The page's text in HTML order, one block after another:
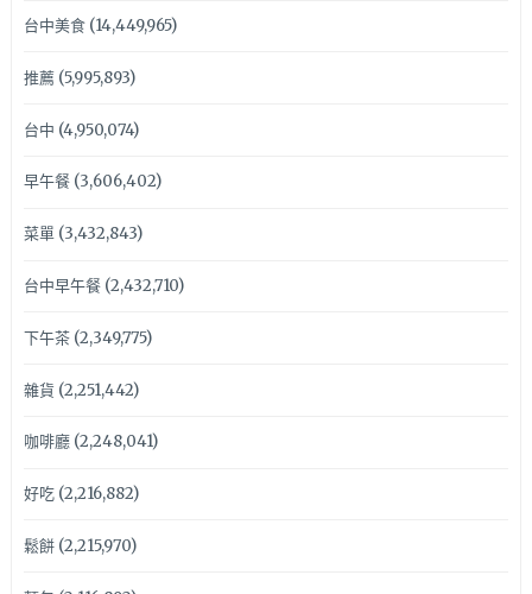
台中美食(14,449,965)
推薦(5,995,893)
台中 (4,950,074)
早午餐(3,606,402)
菜單(3,432,843)
台中早午餐(2,432,710)
下午茶(2,349,775)
雜貨 (2,251,442)
咖啡廳(2,248,041)
好吃(2,216,882)
鬆餅(2,215,970)